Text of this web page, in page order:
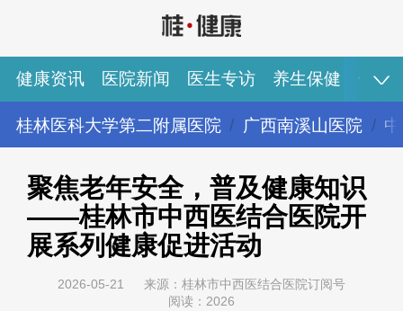
健康资讯 医院新闻 医生专访 养生保健 健康
桂林医科大学第二附属医院 广西南溪山医院
健康资讯 医院新闻 医生专访 养生保健 健康视频
专家推荐 图说健康
聚焦老年安全，普及健康知识
——桂林市中西医结合医院开
展系列健康促进活动
2026-05-21
来源：桂林市中西医结合医院订阅号
阅读：2026